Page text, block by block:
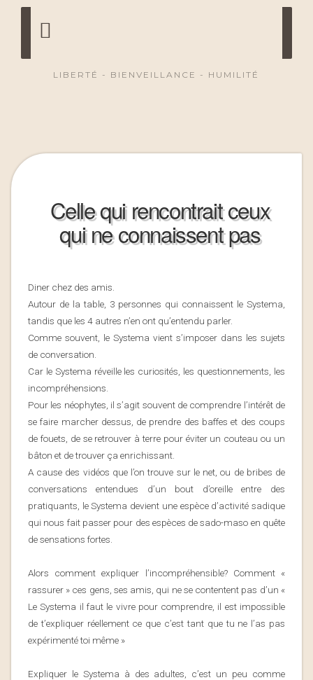
LIBERTÉ - BIENVEILLANCE - HUMILITÉ
Celle qui rencontrait ceux
qui ne connaissent pas
Diner chez des amis.
Autour de la table, 3 personnes qui connaissent le Systema,
tandis que les 4 autres n’en ont qu’entendu parler.
Comme souvent, le Systema vient s’imposer dans les sujets
de conversation.
Car le Systema réveille les curiosités, les questionnements, les
incompréhensions.
Pour les néophytes, il s’agit souvent de comprendre l’intérêt de
se faire marcher dessus, de prendre des baffes et des coups
de fouets, de se retrouver à terre pour éviter un couteau ou un
bâton et de trouver ça enrichissant.
A cause des vidéos que l’on trouve sur le net, ou de bribes de
conversations entendues d’un bout d’oreille entre des
pratiquants, le Systema devient une espèce d’activité sadique
qui nous fait passer pour des espèces de sado-maso en quête
de sensations fortes.
Alors comment expliquer l’incompréhensible? Comment «
rassurer » ces gens, ses amis, qui ne se contentent pas d’un «
Le Systema il faut le vivre pour comprendre, il est impossible
de t’expliquer réellement ce que c’est tant que tu ne l’as pas
expérimenté toi même »
Expliquer le Systema à des adultes, c’est un peu comme